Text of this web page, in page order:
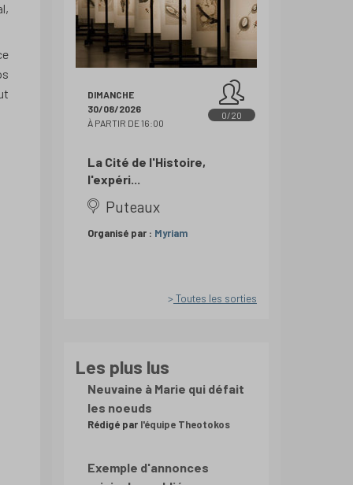
DIMANCHE
30/08/2026
À PARTIR DE 16:00
0/20
La Cité de l'Histoire,
l'expéri...
Puteaux
Organisé par : Myriam
Toutes les sorties
Les plus lus
Neuvaine à Marie qui défait
les noeuds
Rédigé par l'équipe Theotokos
Exemple d'annonces